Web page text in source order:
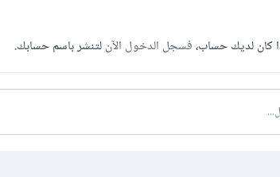
كان لديك حساب،فسجل الدخول الآنلتنشر باسم حسابك.